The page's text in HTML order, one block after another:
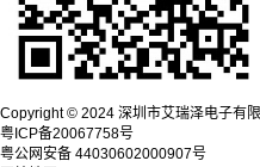
Copyright © 2024 深圳市艾瑞泽电子有
粤ICP备20067758号
粤公网安备 44030602000907号